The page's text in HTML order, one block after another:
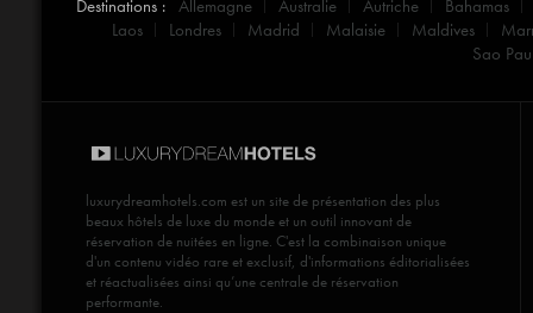
Destinations : Allemagne Australie Autriche
Bahamas
Laos
Londres Madrid Malaisie Maldives
Sao
luxurydreamhotels.com est un site de présentation des plus
beaux hôtels de luxe du monde et un outil innovant de
réservation de nuitées en ligne. C'est la combinaison unique
d'un contenu vidéo rare et exclusif, d'informations éditorialisées
et réactualisées ainsi qu’une centrale de réservation
performante.